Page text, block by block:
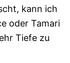
kann ich
oder Tamari
Tiefe zu